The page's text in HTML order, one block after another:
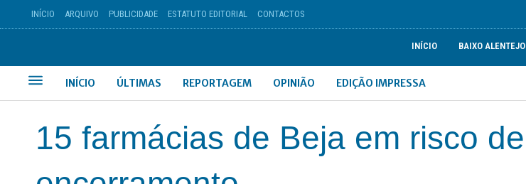
INÍCIO ARQUIVO PUBLICIDADE ESTATUTO EDITORIAL CONTACTOS
INÍCIO BAIXO ALENTEJO
INÍCIO ÚLTIMAS REPORTAGEM OPINIÃO EDIÇÃO IMPRESSA
15 farmácias de Beja em risco de